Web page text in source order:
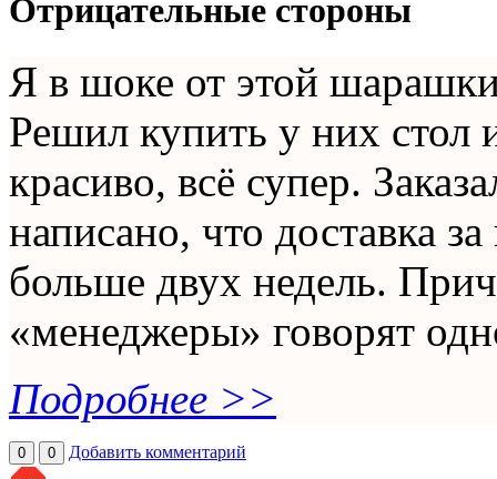
Отрицательные стороны
Я в шоке от этой
Решил купить у них стол
красиво, всё супер.
написано, что доставка
больше двух недель.
«менеджеры» говорят
Подробнее >>
0 0 Добавить комментарий